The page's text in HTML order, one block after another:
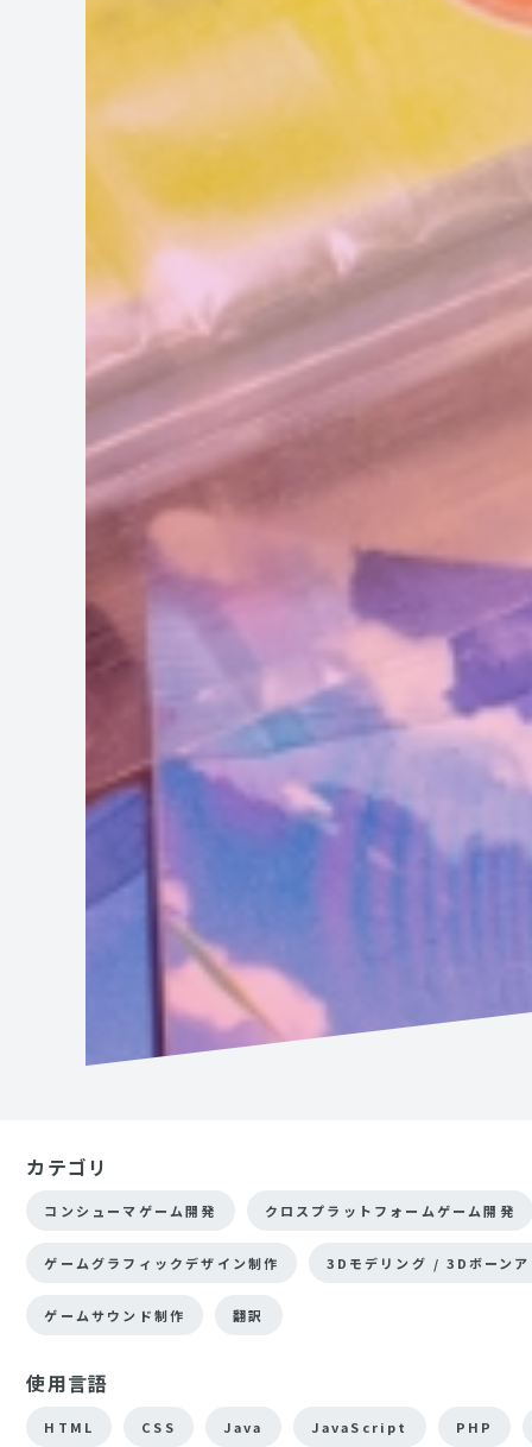
カテゴリ
コンシューマゲーム開発 クロスプラットフォームゲーム開発
ゲームグラフィックデザイン制作 3Dモデリング / 3Dボーン
ゲームサウンド制作 翻訳
使用言語
HTML CSS Java JavaScript PHP